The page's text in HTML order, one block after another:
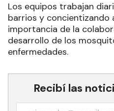
Los equipos trabajan
barrios y concientizando
importancia de la
desarrollo de los
enfermedades.
Recibí las